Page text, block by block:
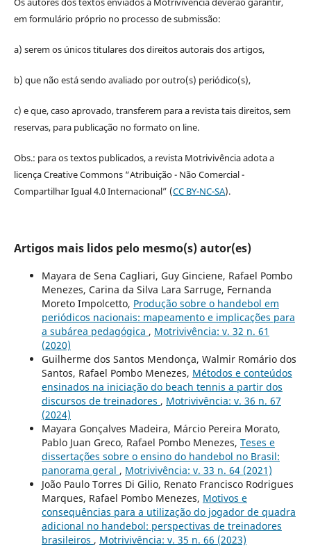
em formulário próprio no processo de submissão:
a) serem os únicos titulares dos direitos autorais dos artigos,
b) que não está sendo avaliado por outro(s) periódico(s),
c) e que, caso aprovado, transferem para a revista tais direitos, sem
reservas, para publicação no formato on line.
Obs.: para os textos publicados, a revista Motrivivência adota a
licença Creative Commons “Atribuição - Não Comercial -
Compartilhar Igual 4.0 Internacional” (CC BY-NC-SA).
Artigos mais lidos pelo mesmo(s) autor(es)
Mayara de Sena Cagliari, Guy Ginciene, Rafael Pombo
Menezes, Carina da Silva Lara Sarruge, Fernanda
Moreto Impolcetto, Produção sobre o handebol em
periódicos nacionais: mapeamento e implicações para
a subárea pedagógica , Motrivivência: v. 32 n. 61
(2020)
Guilherme dos Santos Mendonça, Walmir Romário dos
Santos, Rafael Pombo Menezes, Métodos e conteúdos
ensinados na iniciação do beach tennis a partir dos
discursos de treinadores , Motrivivência: v. 36 n. 67
(2024)
Mayara Gonçalves Madeira, Márcio Pereira Morato,
Pablo Juan Greco, Rafael Pombo Menezes, Teses e
dissertações sobre o ensino do handebol no Brasil:
panorama geral , Motrivivência: v. 33 n. 64 (2021)
João Paulo Torres Di Gilio, Renato Francisco Rodrigues
Marques, Rafael Pombo Menezes, Motivos e
consequências para a utilização do jogador de quadra
adicional no handebol: perspectivas de treinadores
brasileiros , Motrivivência: v. 35 n. 66 (2023)